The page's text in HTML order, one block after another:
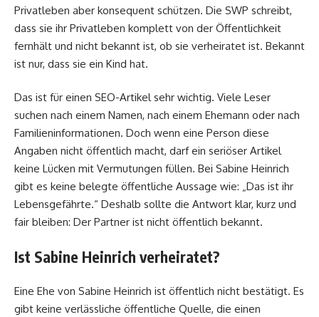
Privatleben aber konsequent schützen. Die SWP schreibt,
dass sie ihr Privatleben komplett von der Öffentlichkeit
fernhält und nicht bekannt ist, ob sie verheiratet ist. Bekannt
ist nur, dass sie ein Kind hat.
Das ist für einen SEO-Artikel sehr wichtig. Viele Leser
suchen nach einem Namen, nach einem Ehemann oder nach
Familieninformationen. Doch wenn eine Person diese
Angaben nicht öffentlich macht, darf ein seriöser Artikel
keine Lücken mit Vermutungen füllen. Bei Sabine Heinrich
gibt es keine belegte öffentliche Aussage wie: „Das ist ihr
Lebensgefährte.“ Deshalb sollte die Antwort klar, kurz und
fair bleiben: Der Partner ist nicht öffentlich bekannt.
Ist Sabine Heinrich verheiratet?
Eine Ehe von Sabine Heinrich ist öffentlich nicht bestätigt. Es
gibt keine verlässliche öffentliche Quelle, die einen